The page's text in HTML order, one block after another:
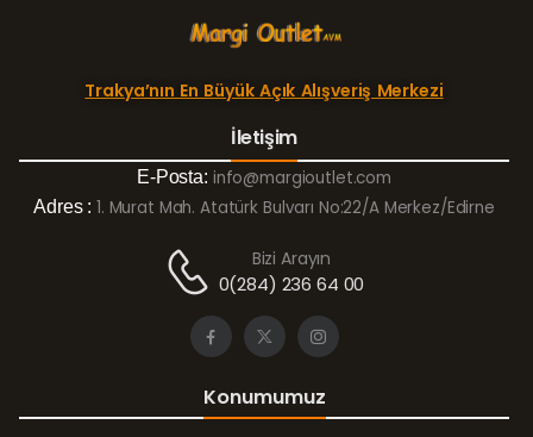
Trakya’nın En Büyük Açık Alışveriş Merkezi
İletişim
E-Posta: info@margioutlet.com
Adres : 1. Murat Mah. Atatürk Bulvarı No:22/A Merkez/Edirne
Bizi Arayın
0(284) 236 64 00
Konumumuz